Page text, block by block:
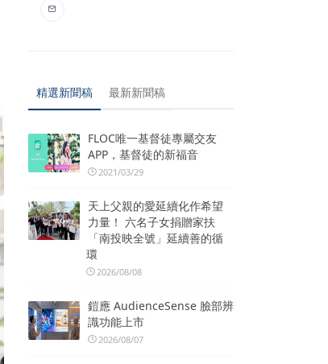
精選新聞稿 最新新聞稿
FLOC唯一基督徒專屬交友
APP，基督徒的新福音
2021/03/29
天上父親的愛延續化作希望
力量！ 六名子女捐贈家扶
「南投映全號」延續善的循
環
2026/08/08
鎧應 AudienceSense 臉部辨
識功能上市
2026/08/07